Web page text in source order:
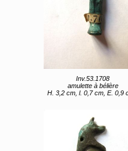
Inv.53.1708
amulette à bélière
H. 3,2 cm, l. 0,7 cm, E. 0,9